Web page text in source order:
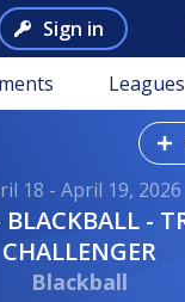
Sign in
Leagues
18 - April 19, 2026
CHALLENGER
Blackball